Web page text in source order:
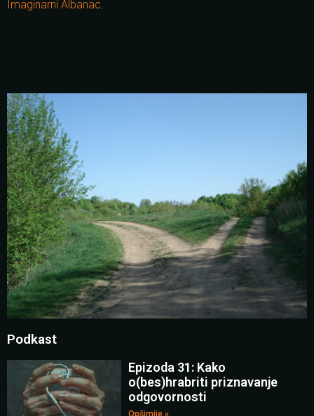
Imaginarni Albanac.
Podkast
Epizoda 31: Kako
o(bes)hrabriti priznavanje
odgovornosti